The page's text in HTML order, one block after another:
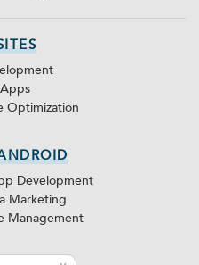
Optimization
Development
Marketing
Management